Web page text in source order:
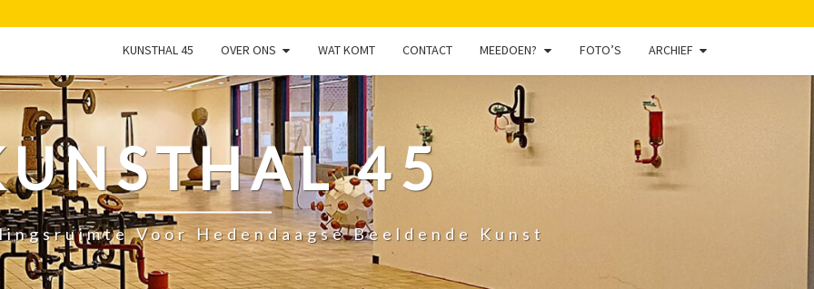
KUNSTHAL 45 OVER ONS WAT KOMT CONTACT MEEDOEN? FOTO’S ARCHIEF
45
Voor Hedendaagse Beeldende Kunst